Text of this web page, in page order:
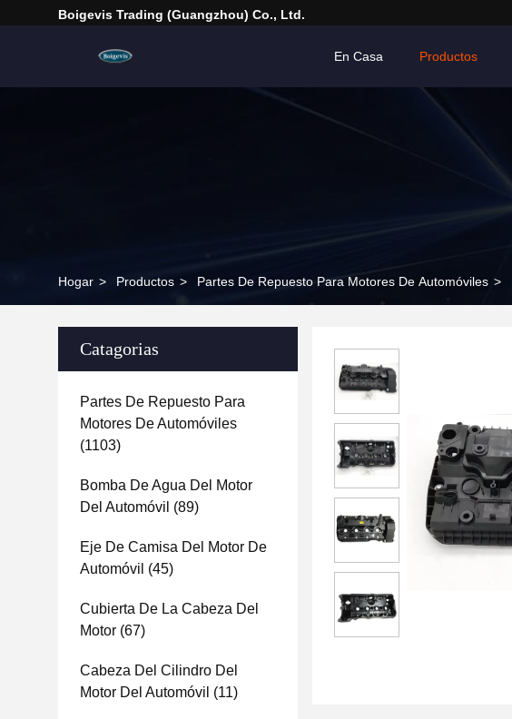
Boigevis Trading (guangzhou) Co., Ltd.
En Casa Productos
Hogar > Productos > Partes De Repuesto Para Motores De Automóviles >
Catagorias
Partes De Repuesto Para
Motores De Automóviles
(1103)
Bomba De Agua Del Motor
Del Automóvil (89)
Eje De Camisa Del Motor De
Automóvil (45)
Cubierta De La Cabeza Del
Motor (67)
Cabeza Del Cilindro Del
Motor Del Automóvil (11)